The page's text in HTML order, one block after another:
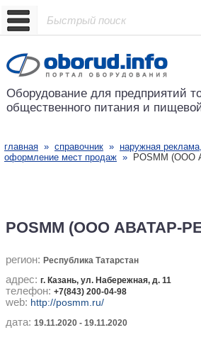
Проект основан в 2001 году
Оборудование для предприятий
общественного питания и
главная » справочник » наружная
оформление мест продаж » POSMM
POSMM (ООО АВАТАР-
регион: Республика Татарстан
адрес: г. Казань, ул. Набережная, д. 11
телефон: +7(843) 200-04-98
web: http://posmm.ru/
дата: 19.11.2020 - 19.11.2020